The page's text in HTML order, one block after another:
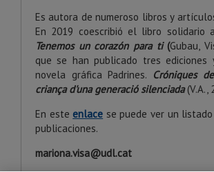
Es autora de numeroso libros y
En 2019 coescribió el libro solidario
Tenemos un corazón para ti (Gubau,
que se han publicado tres
novela gráfica Padrines. Cróniques
criança d'una generació silenciada(V.A.,
En esteenlace se puede ver un
publicaciones.
mariona.visa@udl.cat